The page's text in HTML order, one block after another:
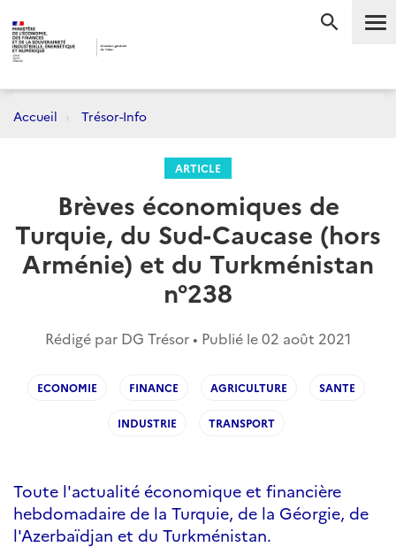
Accueil Trésor-Info
ARTICLE
Brèves économiques de
Turquie, du Sud-Caucase (hors
Arménie) et du Turkménistan
n°238
Rédigé par DG Trésor • Publié le02 août 2021
ECONOMIE FINANCE AGRICULTURE SANTE
INDUSTRIE TRANSPORT
Toute l'actualité économique et financière
hebdomadaire de la Turquie, de la Géorgie, de
l'Azerbaïdjan et du Turkménistan.